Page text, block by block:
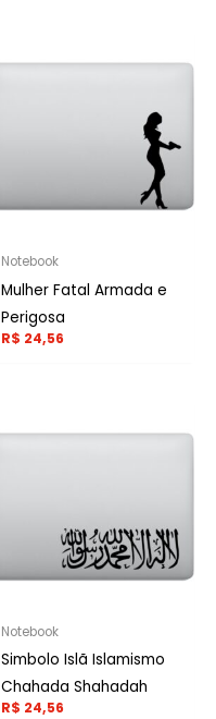
Notebook
Mulher Fatal Armada e
Perigosa
R$ 24,56
Notebook
Simbolo Islã Islamismo
Chahada Shahadah
R$ 24,56